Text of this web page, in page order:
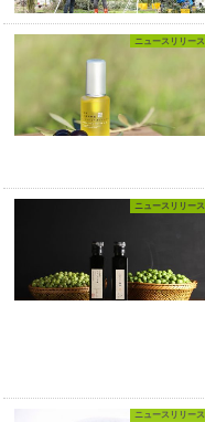
ニュースリリース
ニュースリリース
ニュースリリース